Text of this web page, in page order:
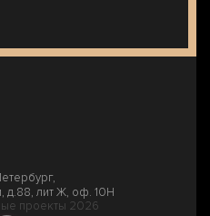
д.88, лит Ж, оф. 10Н
проекты 2026